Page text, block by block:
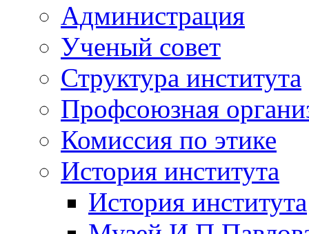
Администрация
Ученый совет
Структура института
Профсоюзная
Комиссия по этике
История института
История института